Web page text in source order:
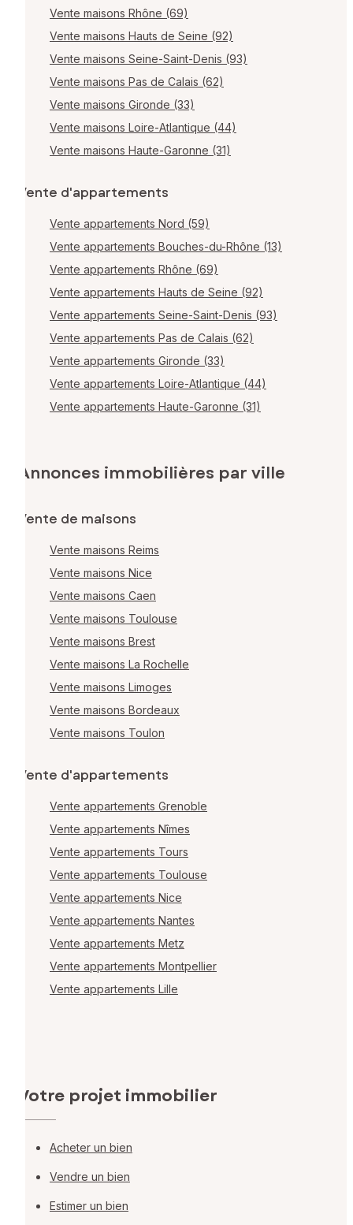
Vente maisons Rhône (69)
Vente maisons Hauts de Seine (92)
Vente maisons Seine-Saint-Denis (93)
Vente maisons Pas de Calais (62)
Vente maisons Gironde (33)
Vente maisons Loire-Atlantique (44)
Vente maisons Haute-Garonne (31)
Vente d'appartements
Vente appartements Nord (59)
Vente appartements Bouches-du-Rhône (13)
Vente appartements Rhône (69)
Vente appartements Hauts de Seine (92)
Vente appartements Seine-Saint-Denis (93)
Vente appartements Pas de Calais (62)
Vente appartements Gironde (33)
Vente appartements Loire-Atlantique (44)
Vente appartements Haute-Garonne (31)
Annonces immobilières par ville
Vente de maisons
Vente maisons Reims
Vente maisons Nice
Vente maisons Caen
Vente maisons Toulouse
Vente maisons Brest
Vente maisons La Rochelle
Vente maisons Limoges
Vente maisons Bordeaux
Vente maisons Toulon
Vente d'appartements
Vente appartements Grenoble
Vente appartements Nîmes
Vente appartements Tours
Vente appartements Toulouse
Vente appartements Nice
Vente appartements Nantes
Vente appartements Metz
Vente appartements Montpellier
Vente appartements Lille
Votre projet immobilier
Acheter un bien
Vendre un bien
Estimer un bien